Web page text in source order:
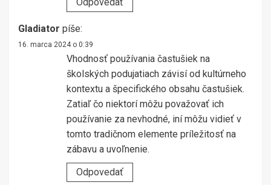
Gladiator píše:
16. marca 2024 o 0:39
Vhodnosť používania častušiek na
školských podujatiach závisí od kultúrneho
kontextu a špecifického obsahu častušiek.
Zatiaľ čo niektorí môžu považovať ich
používanie za nevhodné, iní môžu vidieť v
tomto tradičnom elemente príležitosť na
zábavu a uvoľnenie.
Odpovedať